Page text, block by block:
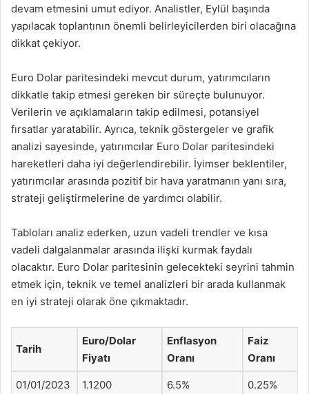
devam etmesini umut ediyor. Analistler, Eylül başında
yapılacak toplantının önemli belirleyicilerden biri olacağına
dikkat çekiyor.
Euro Dolar paritesindeki mevcut durum, yatırımcıların
dikkatle takip etmesi gereken bir süreçte bulunuyor.
Verilerin ve açıklamaların takip edilmesi, potansiyel
fırsatlar yaratabilir. Ayrıca, teknik göstergeler ve grafik
analizi sayesinde, yatırımcılar Euro Dolar paritesindeki
hareketleri daha iyi değerlendirebilir. İyimser beklentiler,
yatırımcılar arasında pozitif bir hava yaratmanın yanı sıra,
strateji geliştirmelerine de yardımcı olabilir.
Tabloları analiz ederken, uzun vadeli trendler ve kısa
vadeli dalgalanmalar arasında ilişki kurmak faydalı
olacaktır. Euro Dolar paritesinin gelecekteki seyrini tahmin
etmek için, teknik ve temel analizleri bir arada kullanmak
en iyi strateji olarak öne çıkmaktadır.
Tarih
Euro/Dolar
Fiyatı
Enflasyon
Oranı
Faiz
Oranı
01/01/2023 1.1200 6.5% 0.25%